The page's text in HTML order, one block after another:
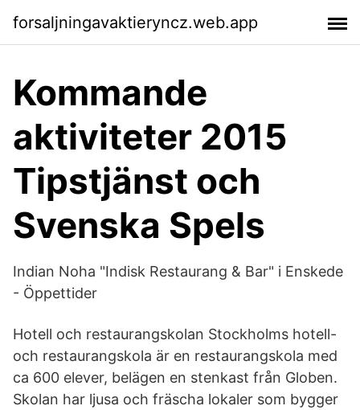
forsaljningavaktieryncz.web.app
Kommande
aktiviteter 2015
Tipstjänst och
Svenska Spels
Indian Noha "Indisk Restaurang & Bar" i Enskede
- Öppettider
Hotell och restaurangskolan Stockholms hotell-
och restaurangskola är en restaurangskola med
ca 600 elever, belägen en stenkast från Globen.
Skolan har ljusa och fräscha lokaler som bygger